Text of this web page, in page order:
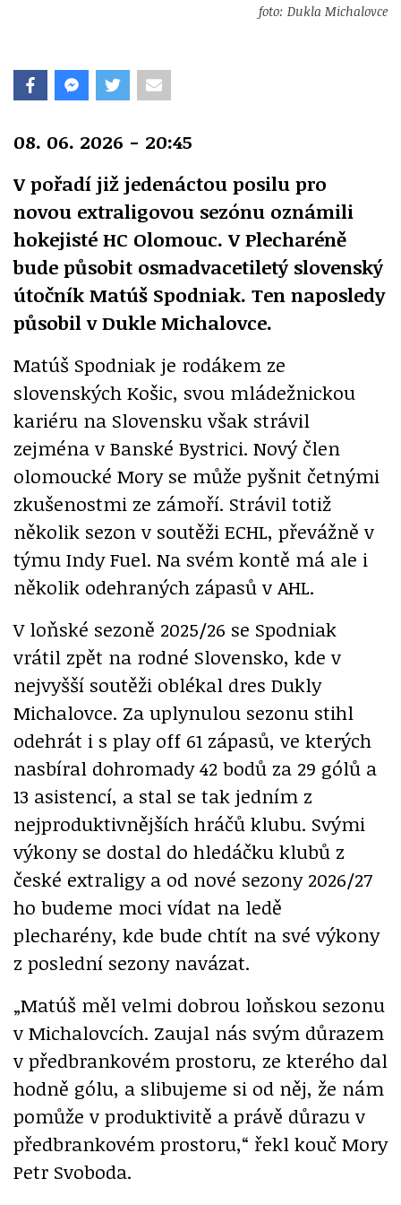
foto: Dukla Michalovce
08. 06. 2026 - 20:45
V pořadí již jedenáctou posilu pro
novou extraligovou sezónu oznámili
hokejisté HC Olomouc. V Plecharéně
bude působit osmadvacetiletý slovenský
útočník Matúš Spodniak. Ten naposledy
působil v Dukle Michalovce.
Matúš Spodniak je rodákem ze
slovenských Košic, svou mládežnickou
kariéru na Slovensku však strávil
zejména v Banské Bystrici. Nový člen
olomoucké Mory se může pyšnit četnými
zkušenostmi ze zámoří. Strávil totiž
několik sezon v soutěži ECHL, převážně v
týmu Indy Fuel. Na svém kontě má ale i
několik odehraných zápasů v AHL.
V loňské sezoně 2025/26 se Spodniak
vrátil zpět na rodné Slovensko, kde v
nejvyšší soutěži oblékal dres Dukly
Michalovce. Za uplynulou sezonu stihl
odehrát i s play off 61 zápasů, ve kterých
nasbíral dohromady 42 bodů za 29 gólů a
13 asistencí, a stal se tak jedním z
nejproduktivnějších hráčů klubu. Svými
výkony se dostal do hledáčku klubů z
české extraligy a od nové sezony 2026/27
ho budeme moci vídat na ledě
plecharény, kde bude chtít na své výkony
z poslední sezony navázat.
„Matúš měl velmi dobrou loňskou sezonu
v Michalovcích. Zaujal nás svým důrazem
v předbrankovém prostoru, ze kterého dal
hodně gólu, a slibujeme si od něj, že nám
pomůže v produktivitě a právě důrazu v
předbrankovém prostoru,“ řekl kouč Mory
Petr Svoboda.